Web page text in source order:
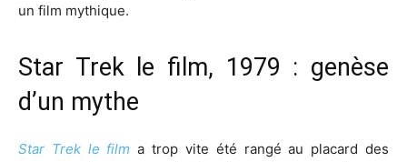
un film mythique.
Star Trek le film, 1979 : genèse
d’un mythe
Star Trek le film a trop vite été rangé au placard des